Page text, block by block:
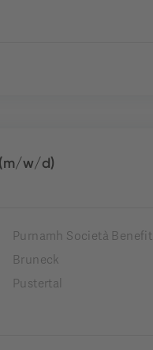
w/d)
Purnamh Società Benefit
Bruneck
Pustertal